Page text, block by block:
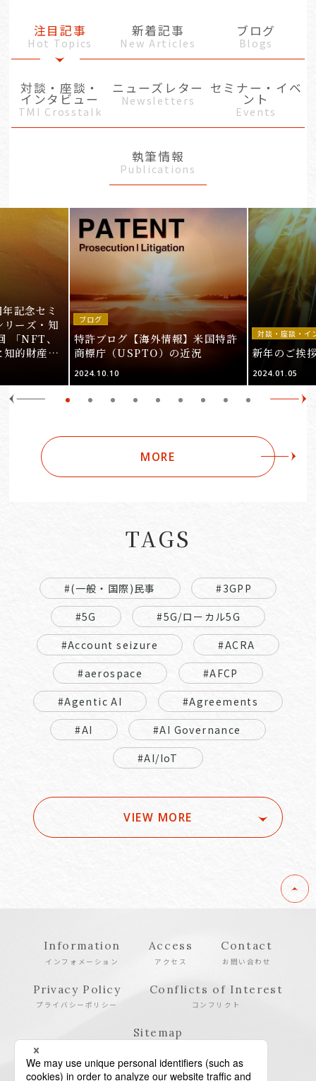
注目記事
Hot Topics
新着記事
New Articles
ブログ
Blogs
対談・座談・
インタビュー
TMI Crosstalk
ニューズレター
Newsletters
セミナー・イベ
ント
Events
執筆情報
Publications
記念セミ
リーズ・知
「NFT、
知的財産
ブログ
特許ブログ【海外情報】米国特許
商標庁（USPTO）の近況
2024.10.10
対談・座談・イ
新年のご挨
2024.01.05
MORE
TAGS
#(一般・国際)民事
#3GPP
#5G
#5G/ローカル5G
#Account seizure
#ACRA
#aerospace
#AFCP
#Agentic AI
#Agreements
#AI
#AI Governance
#AI/IoT
VIEW MORE
Information
インフォメーション
Access
アクセス
Contact
お問い合わせ
Privacy Policy
プライバシーポリシー
Conflicts of Interest
コンフリクト
Sitemap